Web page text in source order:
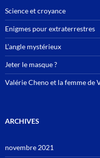
Science et croyance
Enigmes pour extraterrestres
L’angle mystérieux
Jeter le masque ?
Valérie Cheno et la femme de
ARCHIVES
novembre 2021